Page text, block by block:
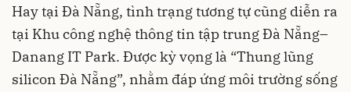
Hay tại Đà Nẵng, tình trạng tương tự cũng diễn ra
tại Khu công nghệ thông tin tập trung Đà Nẵng–
Danang IT Park. Được kỳ vọng là “Thung lũng
silicon Đà Nẵng”, nhằm đáp ứng môi trường sống